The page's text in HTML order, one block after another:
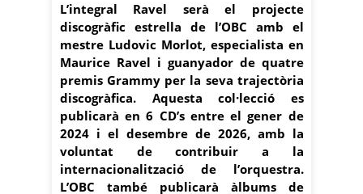
L’integral Ravel serà el projecte
discogràfic estrella de l’OBC amb el
mestre Ludovic Morlot, especialista en
Maurice Ravel i guanyador de quatre
premis Grammy per la seva trajectòria
discogràfica. Aquesta col·lecció es
publicarà en 6 CD’s entre el gener de
2024 i el desembre de 2026, amb la
voluntat de contribuir a la
internacionalització de l’orquestra.
L’OBC també publicarà àlbums de